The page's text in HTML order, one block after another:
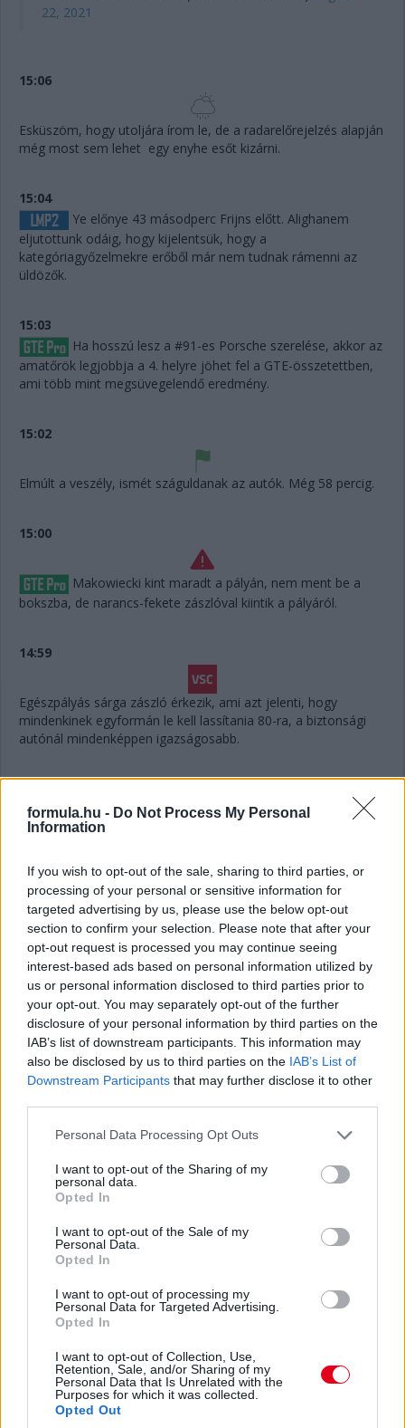
formula.hu - Do Not Process My Personal
Information
If you wish to opt-out of the sale, sharing to third parties, or
processing of your personal or sensitive information for
targeted advertising by us, please use the below opt-out
section to confirm your selection. Please note that after your
opt-out request is processed you may continue seeing
interest-based ads based on personal information utilized by
us or personal information disclosed to third parties prior to
your opt-out. You may separately opt-out of the further
disclosure of your personal information by third parties on the
IAB’s list of downstream participants. This information may
also be disclosed by us to third parties on the IAB’s List of
Downstream Participants that may further disclose it to other
Please note that this website/app uses one or more Google
not limited to your visit or usage behaviour. You may click to
grant or deny consent to Google and its third-party tags to
use your data for below specified purposes in below Google
consent section.
Personal Data Processing Opt Outs
I want to opt-out of the Sharing of my
personal data.
Opted In
I want to opt-out of the Sale of my
Personal Data.
Opted In
I want to opt-out of processing my
Personal Data for Targeted Advertising.
Opted In
I want to opt-out of Collection, Use,
Retention, Sale, and/or Sharing of my
Personal Data that Is Unrelated with the
Purposes for which it was collected.
Opted Out
22, 2021
15:06
Esküszöm, hogy utoljára írom le, de a radarelőrejelzés alapján
még most sem lehet egy enyhe esőt kizárni.
15:04
Ye előnye 43 másodperc Frijns előtt. Alighanem
eljutottunk odáig, hogy kijelentsük, hogy a
kategóriagyőzelmekre erőből már nem tudnak rámenni az
üldözők.
15:03
Ha hosszú lesz a #91-es Porsche szerelése, akkor az
amatőrök legjobbja a 4. helyre jöhet fel a GTE-összetettben,
ami több mint megsüvegelendő eredmény.
15:02
Elmúlt a veszély, ismét száguldanak az autók. Még 58 percig.
15:00
Makowiecki kint maradt a pályán, nem ment be a
bokszba, de narancs-fekete zászlóval kiintik a pályáról.
14:59
Egészpályás sárga zászló érkezik, ami azt jelenti, hogy
mindenkinek egyformán le kell lassítania 80-ra, a biztonsági
autónál mindenképpen igazságosabb.
Megvolt a #41-es utolsó előtti kiállása is, Yifei maradt
az autóban.
14:56
Húha! Makowiecki keresztülszáguldott az utolsó
sikánon, és elhagyta a diffúzorát! Aztán újabb darabok esnek
le az autóról, aminek elment a fékje a kritikus pillanatban a
versenyző elmondása szerint.
14:53
A hátsó gumikat le tudták ugyan cserélni, de megint
ugrálni kellett az autón, mert az emelő, az bizony továbbra
Hajjajj... A #31-es kerékcserén. Vajon most sima
estek ki, de semmi jele nincs annak, hogy ez az autó még
megmozdulna. Maradtak 45-en.
Egyre közelebb az eső. Egyre-egyre közelebb.